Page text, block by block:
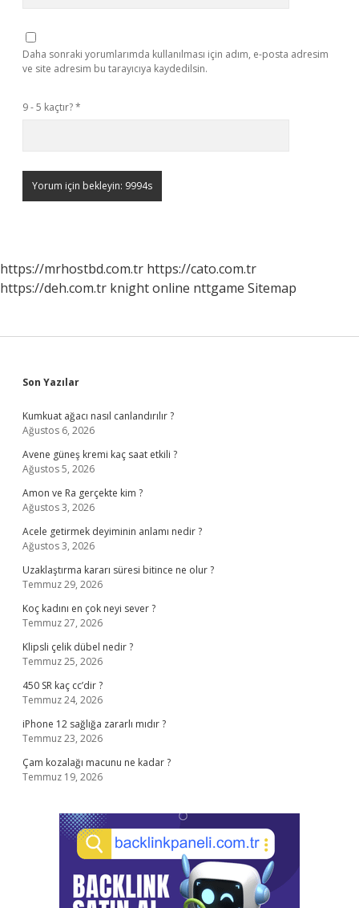
Daha sonraki yorumlarımda kullanılması için adım, e-posta adresim
ve site adresim bu tarayıcıya kaydedilsin.
9 - 5 kaçtır?*
https://mrhostbd.com.tr https://cato.com.tr
https://deh.com.tr knight online nttgame Sitemap
Sidebar
Son Yazılar
Kumkuat ağacı nasıl canlandırılır ?
Ağustos 6, 2026
Avene güneş kremi kaç saat etkili ?
Ağustos 5, 2026
Amon ve Ra gerçekte kim ?
Ağustos 3, 2026
Acele getirmek deyiminin anlamı nedir ?
Ağustos 3, 2026
Uzaklaştırma kararı süresi bitince ne olur ?
Temmuz 29, 2026
Koç kadını en çok neyi sever ?
Temmuz 27, 2026
Klipsli çelik dübel nedir ?
Temmuz 25, 2026
450 SR kaç cc’dir ?
Temmuz 24, 2026
iPhone 12 sağlığa zararlı mıdır ?
Temmuz 23, 2026
Çam kozalağı macunu ne kadar ?
Temmuz 19, 2026